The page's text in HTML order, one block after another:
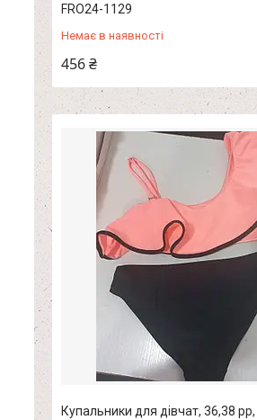
FRO24-1129
Немає в наявності
456 ₴
Купальники для дівчат, 36,38